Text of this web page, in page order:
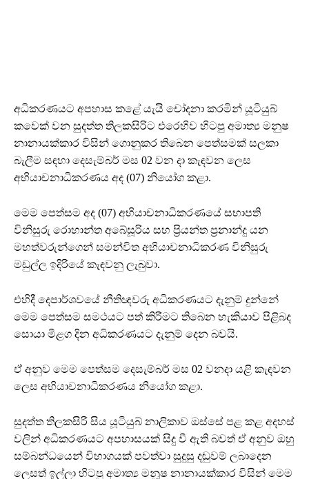
අධිකරණයට අපහාස කළේ යැයි චෝදනා කරමින් යූටියුබ්
කවෙක් වන සුදත්ත තිලකසිරිට එරෙහිව හිටපු අමාත්‍ය මනුෂ
නානායක්කාර විසින් ගොනුකර තිබෙන පෙත්සමක් සලකා
බැලීම සඳහා දෙසැම්බර් මස 02 වන දා කැඳවන ලෙස
අභියාචනාධිකරණය අද (07) නියෝග කළා.
මෙම පෙත්සම අද (07) අභියාචනාධිකරණයේ සභාපති
විනිසුරු රොහාන්ත අබේසූරිය සහ ප්‍රියන්ත ප්‍රනාන්දු යන
මහත්වරුන්ගෙන් සමන්විත අභියාචනාධිකරණ විනිසුරු
මඩුල්ල ඉදිරියේ කැඳවනු ලැබුවා.
එහිදී දෙපාර්ශවයේ නීතිඥවරු අධිකරණයට දැනුම් දුන්නේ
මෙම පෙත්සම සමථයට පත් කිරීමට තිබෙන හැකියාව පිළිබද
සොයා මීළග දින අධිකරණයට දැනුම් දෙන බවයි.
ඒ අනුව මෙම පෙත්සම දෙසැම්බර් මස 02 වනදා යළි කැඳවන
ලෙස අභියාචනාධිකරණය නියෝග කළා.
සුදත්ත තිලකසිරි සිය යූටියුබ් නාලිකාව ඔස්සේ පළ කළ අදහස්
වලින් අධිකරණයට අපහාසයක් සිදු වී ඇති බවත් ඒ අනුව ඔහු
සම්බන්ධයෙන් විභාගයක් පවත්වා සුදුසු දඬුවම් ලබාදෙන
ලෙසත් ඉල්ලා හිටපු අමාත්‍ය මනූෂ නානායක්කාර විසින් මෙම